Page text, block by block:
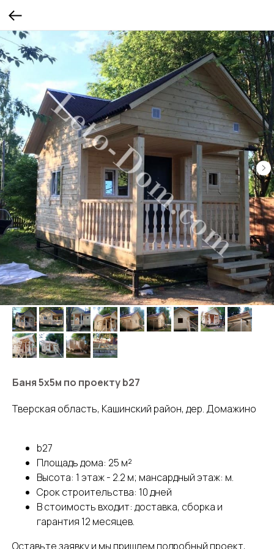
Баня 5х5м по проекту b27
Тверская область, Кашинский район, дер. Домажино
b27
Площадь дома: 25 м²
Высота: 1 этаж - 2.2 м; мансардный этаж: м.
Срок строительства: 10 дней
В стоимость входит: доставка, сборка и
гарантия 12 месяцев.
Оставьте заявку и мы пришлем подробный проект,